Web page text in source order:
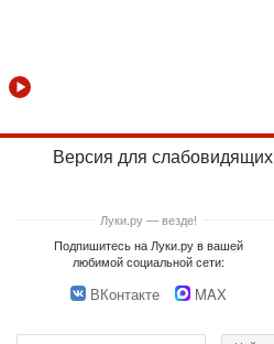
Версия для слабовидящих
Луки.ру — везде!
Подпишитесь на Луки.ру в вашей
любимой социальной сети:
ВКонтакте MAX